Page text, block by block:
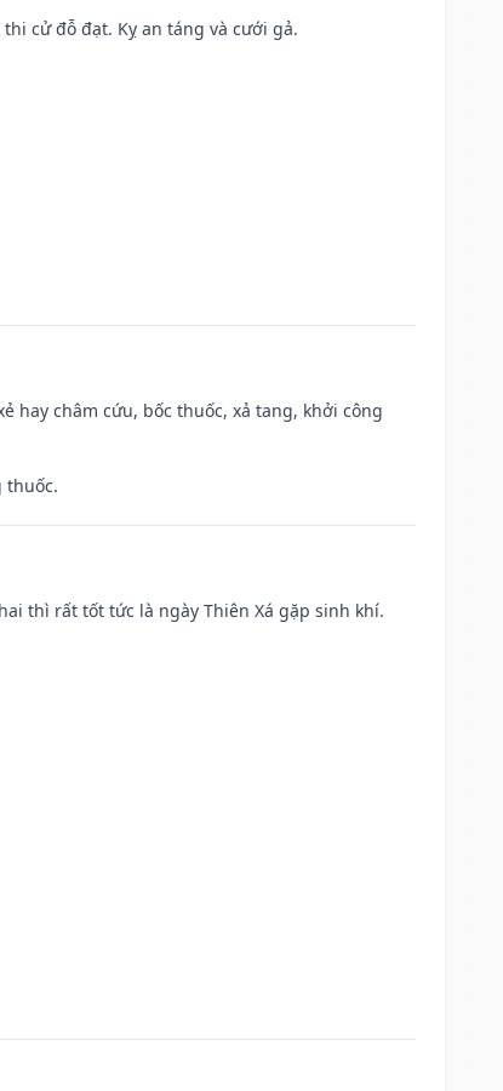
cử đỗ đạt. Kỵ an táng và cưới gả.
hay châm cứu, bốc thuốc, xả tang, khởi công
thuốc.
thì rất tốt tức là ngày Thiên Xá gặp sinh khí.